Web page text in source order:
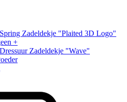
Zadeldekje "Plaited 3D Logo"
+
Zadeldekje "Wave"